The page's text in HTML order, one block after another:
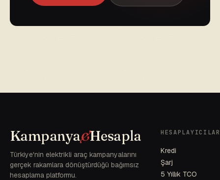
Kampanya&Hesapla
Türkiye'nin elektrikli araç kampanyalarını
gerçek rakamlara dönüştürdüğü bağımsız
hesaplama platformu.
HESAPLAYICILAR
Kredi
Şarj
5 Yıllık TCO